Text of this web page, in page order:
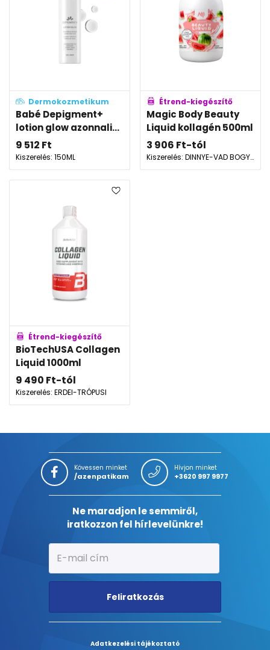
Dermokozmetikum
Babé Depigment+
lotion glow azonnali...
9 512 Ft
Kiszerelés: 150ML
Étrend-kiegészítő
Magic Body Beauty
Liquid kollagén 500ml
3 906 Ft-tól
Kiszerelés: DINNYE-VAD BOGYÓ
Étrend-kiegészítő
BioTechUSA Collagen
Liquid 1000ml
9 490 Ft-tól
Kiszerelés: ERDEI-TRÓPUSI
Kövessen minket
/azenpatikam
Hívjon minket
+3620 997 9977
Ne maradjon le semmiről,
iratkozzon fel hírlevelünkre!
Feliratkozás
Adatkezelési tájékoztató